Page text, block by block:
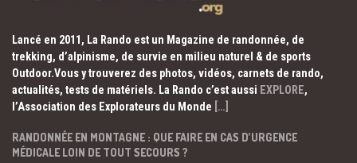
Lancé en 2011, La Rando est un Magazine de randonnée, de
trekking, d’alpinisme, de survie en milieu naturel & de sports
Outdoor.Vous y trouverez des photos, vidéos, carnets de rando,
actualités, tests de matériels. La Rando c’est aussi EXPLORE,
l’Association des Explorateurs du Monde […]
RANDONNÉE EN MONTAGNE : QUE FAIRE EN CAS D’URGENCE
MÉDICALE LOIN DE TOUT SECOURS ?